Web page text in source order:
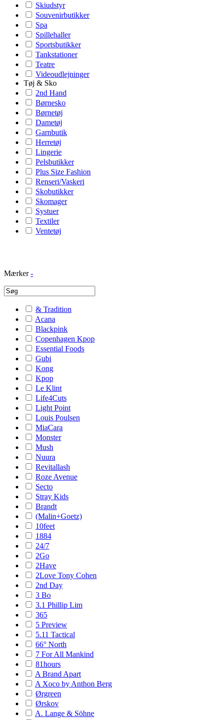
Skiudstyr
Souvenirbutikker
Spa
Spillehaller
Sportsbutikker
Tankstationer
Teatre
Videoudlejninger
Tøj & Sko
2nd Hand
Børnesko
Børnetøj
Dametøj
Garnbutik
Herretøj
Lingerie
Pelsbutikker
Plus Size Fashion
Renseri/Vaskeri
Skobutikker
Skomager
Systuer
Textiler
Ventetøj
Mærker -
& Tradition
Acana
Blackpink
Copenhagen Kpop
Essential Foods
Gubi
Kong
Kpop
Le Klint
Life4Cuts
Light Point
Louis Poulsen
MiaCara
Monster
Mush
Nuura
Revitallash
Roze Avenue
Secto
Stray Kids
Brandt
(Malin+Goetz)
10feet
1884
24/7
2Go
2Have
2Love Tony Cohen
2nd Day
3 Bo
3.1 Phillip Lim
365
5 Preview
5.11 Tactical
66° North
7 For All Mankind
81hours
A Brand Apart
A Xoco by Anthon Berg
Ørgreen
Ørskov
A. Lange & Söhne